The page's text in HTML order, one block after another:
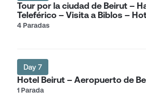
Tour por la ciudad de Beirut –
Teleférico – Visita a Biblos –
4 Paradas
Day 7
Hotel Beirut – Aeropuerto de
1 Parada